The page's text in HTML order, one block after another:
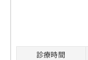
診療時間